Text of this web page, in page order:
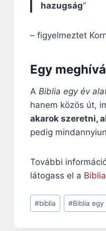
hazugság”
– figyelmeztet
Egy
A Biblia egy év
hanem közös út,
akarok szeretni,
pedig
További
látogass el a
Post
Tags:
#biblia #Biblia